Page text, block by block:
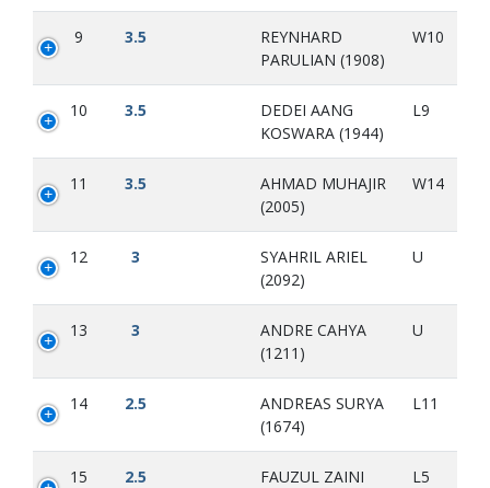
9 3.5
REYNHARD
PARULIAN (1908)
W10
10 3.5
DEDEI AANG
KOSWARA (1944)
L9
11 3.5
AHMAD MUHAJIR
(2005)
W14
12 3
SYAHRIL ARIEL
(2092)
U
13 3
ANDRE CAHYA
(1211)
U
14 2.5
ANDREAS SURYA
(1674)
L11
15 2.5
FAUZUL ZAINI
L5